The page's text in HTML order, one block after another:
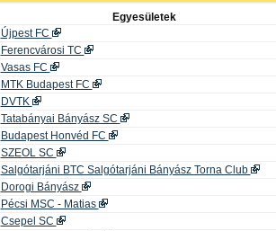
Egyesületek
Újpest FC
Ferencvárosi TC
Vasas FC
MTK Budapest FC
DVTK
Tatabányai Bányász SC
Budapest Honvéd FC
SZEOL SC
Salgótarjáni BTC Salgótarjáni Bányász Torna Club
Dorogi Bányász
Pécsi MSC - Matias
Csepel SC